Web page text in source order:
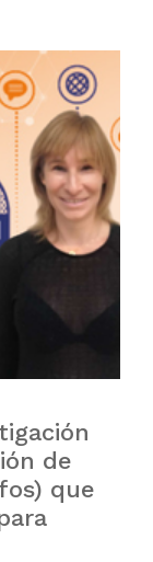
de
que